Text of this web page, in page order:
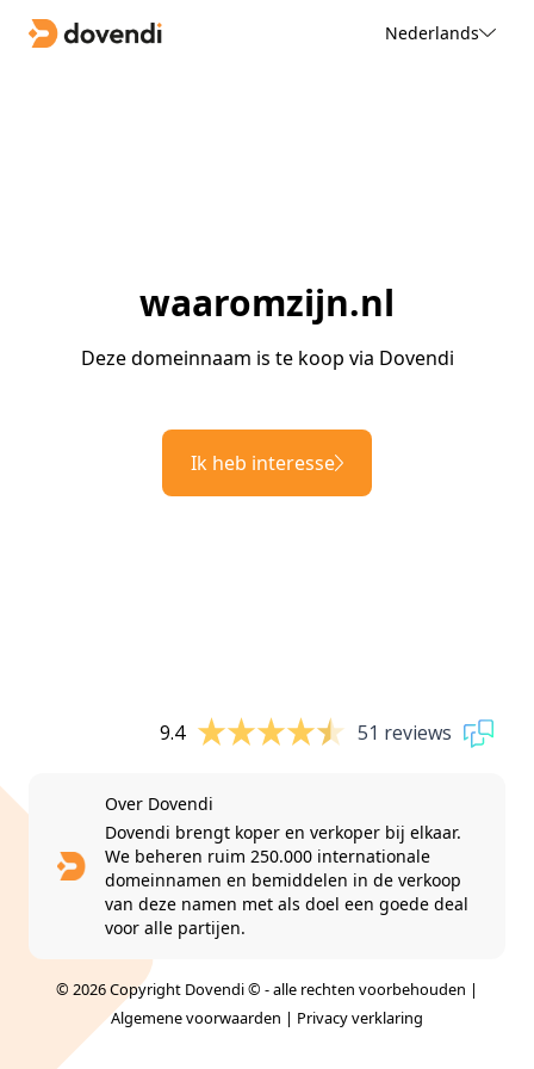
Nederlands
waaromzijn.nl
Deze domeinnaam is te koop via Dovendi
Ik heb interesse
9.4 51 reviews
Over Dovendi
Dovendi brengt koper en verkoper bij elkaar.
We beheren ruim 250.000 internationale
domeinnamen en bemiddelen in de verkoop
van deze namen met als doel een goede deal
voor alle partijen.
© 2026 Copyright Dovendi © - alle rechten voorbehouden |
Algemene voorwaarden | Privacy verklaring